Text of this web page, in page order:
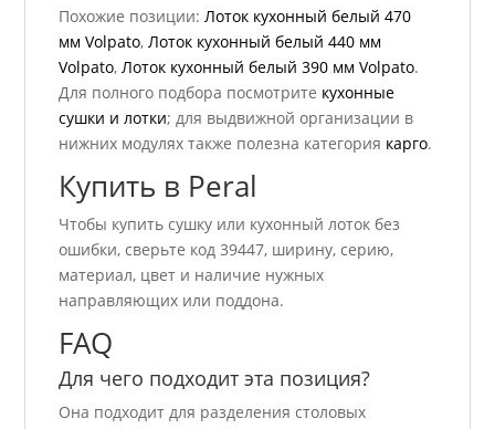
Похожие позиции:Лоток кухонный белый 470
мм Volpato,Лоток кухонный белый 440 мм
Volpato,Лоток кухонный белый 390 мм Volpato.
Для полного подбора посмотрите кухонные
сушки и лотки; для выдвижной организации в
нижних модулях также полезна категория карго.
Купить в Peral
Чтобы купить сушку или кухонный лоток без
ошибки, сверьте код 39447, ширину, серию,
материал, цвет и наличие нужных
направляющих или поддона.
FAQ
Для чего подходит эта позиция?
Она подходит для разделения столовых